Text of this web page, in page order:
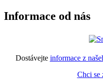
Informace od nás
Dostávejte informace z
Chci se